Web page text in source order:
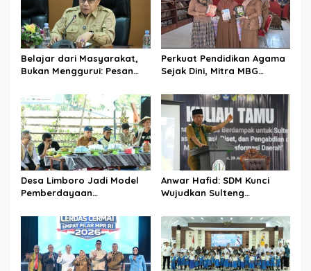
i
p
o
s
Belajar dari Masyarakat,
Bukan Menggurui: Pesan
Mahasiswa KKN
Perkuat Pendidikan Agama
Sejak Dini, Mitra MBG
Banawa
Desa Limboro Jadi Model
Pemberdayaan
Untad Perkuat Sinergi
dengan Pemkab Donggala
Anwar Hafid: SDM Kunci
Wujudkan Sulteng
Jadi Motor Riset dan Solusi
Daerah